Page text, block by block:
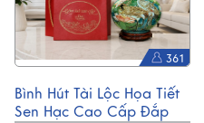
361
Bình Hút Tài Lộc Họa Tiết
Sen Hạc Cao Cấp Đắp